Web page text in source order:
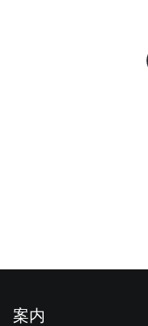
案内